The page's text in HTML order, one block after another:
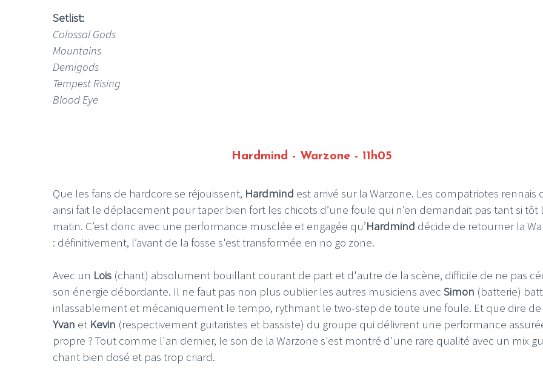
Setlist:
Colossal Gods
Mountains
Demigods
Tempest Rising
Blood Eye
Hardmind - Warzone - 11h05
Que les fans de hardcore se réjouissent, Hardmind est arrivé sur la Warzone. Les compatriotes rennais
ainsi fait le déplacement pour taper bien fort les chicots d’une foule qui n’en demandait pas tant si tôt
matin. C’est donc avec une performance musclée et engagée qu’Hardmind décide de retourner la
: définitivement, l’avant de la fosse s'est transformée en no go zone.
Avec un Lois (chant) absolument bouillant courant de part et d'autre de la scène, difficile de ne pas
son énergie débordante. Il ne faut pas non plus oublier les autres musiciens avec Simon (batterie)
inlassablement et mécaniquement le tempo, rythmant le two-step de toute une foule. Et que dire de
Yvan et Kevin (respectivement guitaristes et bassiste) du groupe qui délivrent une performance
propre ? Tout comme l'an dernier, le son de la Warzone s'est montré d'une rare qualité avec un mix
chant bien dosé et pas trop criard.
LE GROS RIFFIFI –
Christmas Riffifi 2025 !!!
LE GROS RIFFIFI –
The Covers !!!